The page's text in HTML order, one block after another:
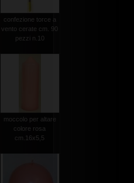
confezione torce a
vento cerate cm. 90
pezzi n.10
moccolo per altare
colore rosa
cm.16x5,5